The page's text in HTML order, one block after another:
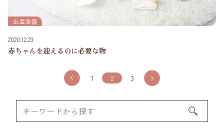
出産準備
2020.12.23
赤ちゃんを迎えるのに必要な物
投
稿
の
ペ
1 2 3